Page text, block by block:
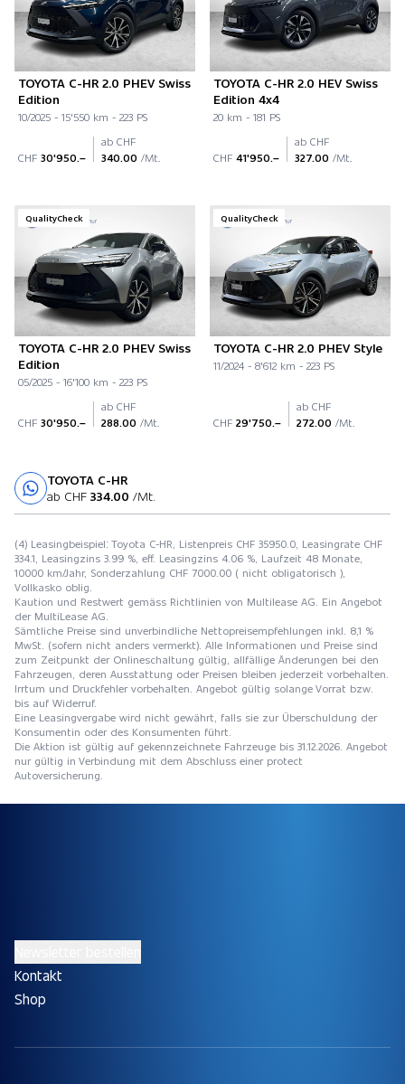
TOYOTA C-HR 2.0 PHEV Swiss
Edition
10/2025 - 15'550 km - 223 PS
CHF 30'950.–
ab CHF
340.00 /Mt.
TOYOTA C-HR 2.0 HEV Swiss
Edition 4x4
20 km - 181 PS
CHF 41'950.–
ab CHF
327.00 /Mt.
QualityCheck
TOYOTA C-HR 2.0 PHEV Swiss
Edition
05/2025 - 16'100 km - 223 PS
CHF 30'950.–
ab CHF
288.00 /Mt.
QualityCheck
TOYOTA C-HR 2.0 PHEV Style
11/2024 - 8'612 km - 223 PS
CHF 29'750.–
ab CHF
272.00 /Mt.
TOYOTA C-HR
ab CHF 334.00 /Mt.
(4) Leasingbeispiel: Toyota C-HR, Listenpreis CHF 35950.0, Leasingrate CHF
334.1, Leasingzins 3.99 %, eff. Leasingzins 4.06 %, Laufzeit 48 Monate,
10000 km/Jahr, Sonderzahlung CHF 7000.00 ( nicht obligatorisch ),
Vollkasko oblig.
Kaution und Restwert gemäss Richtlinien von Multilease AG. Ein Angebot
der MultiLease AG.
Sämtliche Preise sind unverbindliche Nettopreisempfehlungen inkl. 8,1 %
MwSt. (sofern nicht anders vermerkt). Alle Informationen und Preise sind
zum Zeitpunkt der Onlineschaltung gültig, allfällige Änderungen bei den
Fahrzeugen, deren Ausstattung oder Preisen bleiben jederzeit vorbehalten.
Irrtum und Druckfehler vorbehalten. Angebot gültig solange Vorrat bzw.
bis auf Widerruf.
Eine Leasingvergabe wird nicht gewährt, falls sie zur Überschuldung der
Konsumentin oder des Konsumenten führt.
Die Aktion ist gültig auf gekennzeichnete Fahrzeuge bis 31.12.2026. Angebot
nur gültig in Verbindung mit dem Abschluss einer protect
Autoversicherung.
Kontakt
Shop